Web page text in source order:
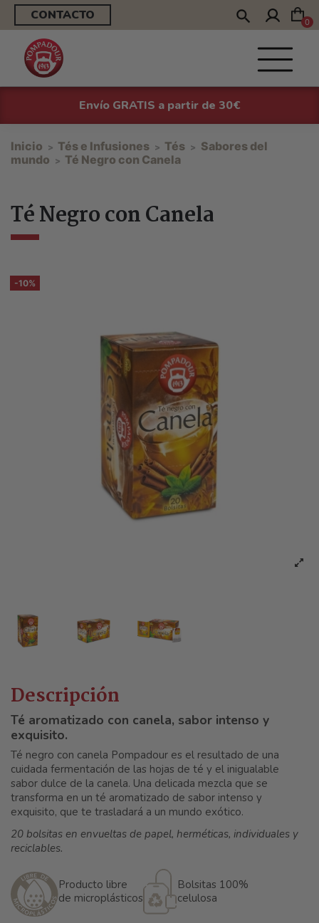
CONTACTO 0
Envío GRATIS a partir de 30€
Inicio Tés e Infusiones Tés
Sabores del
mundo
Té Negro con Canela
Té Negro con Canela
-10%
Descripción
Té aromatizado con canela, sabor intenso y
exquisito.
Té negro con canela Pompadour es el resultado de una
cuidada fermentación de las hojas de té y el inigualable
sabor dulce de la canela. Una delicada mezcla que se
transforma en un té aromatizado de sabor intenso y
exquisito, que te trasladará a un mundo exótico.
20 bolsitas en envueltas de papel, herméticas, individuales y
reciclables.
Producto libre
de microplásticos
Bolsitas 100%
celulosa